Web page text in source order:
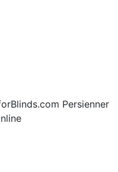
Persienner